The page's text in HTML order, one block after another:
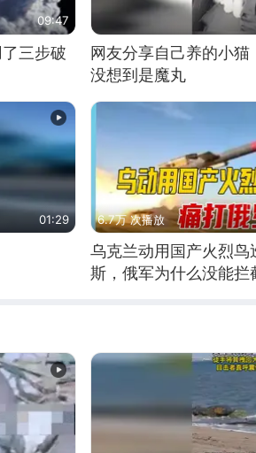
09:47
三步破
网友分享自己养的小
没想到是魔丸
01:29 6.7万 次播放
乌克兰动用国产火烈鸟
斯，俄军为什么没能拦